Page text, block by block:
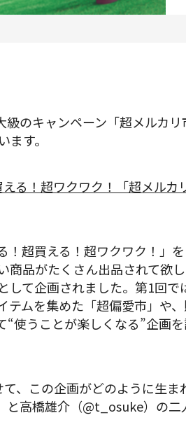
プロダクトマ
のキャンペーン「超メルカ
す。
る！超ワクワク！「超メルカ
！超買える！超ワクワク！」
商品がたくさん出品されて欲
して企画されました。第1回
テムを集めた「超偏愛市」や
“使うことが楽しくなる”企画
、この企画がどのように生
高橋雄介（@t_osuke）の二